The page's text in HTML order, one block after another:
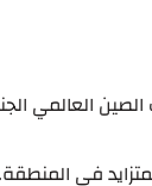
الصين العالمي
في